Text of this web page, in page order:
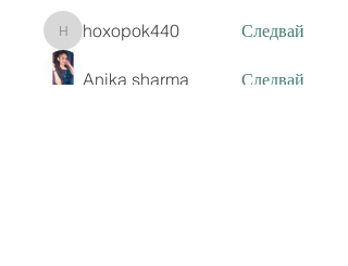
hoxopok440
hoxopok440 Следвай
Anika sharma
Следвай